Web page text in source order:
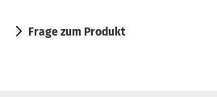
Frage zum Produkt